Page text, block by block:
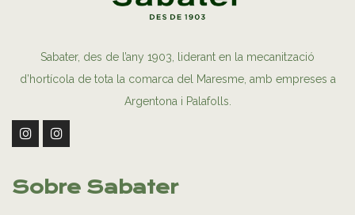
Sabater, des de l’any 1903, liderant en la mecanització
d’hortícola de tota la comarca del Maresme, amb empreses a
Argentona i Palafolls.
Sobre Sabater